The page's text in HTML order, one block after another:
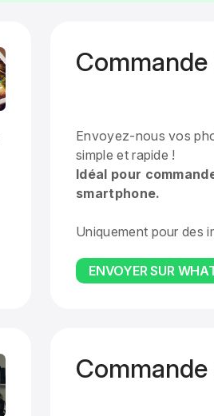
Envoyez-nous vos
simple et rapide !
Idéal pour
smartphone.
Uniquement pour des
ENVOYER SUR
Commande